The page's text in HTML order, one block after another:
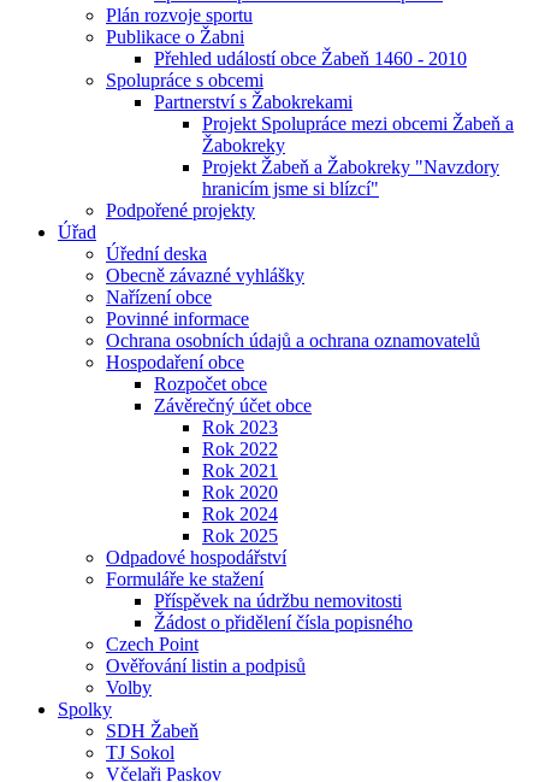
Plán rozvoje sportu
Publikace o Žabni
Přehled událostí obce Žabeň 1460 - 2010
Spolupráce s obcemi
Partnerství s Žabokrekami
Projekt Spolupráce mezi obcemi Žabeň a
Žabokreky
Projekt Žabeň a Žabokreky "Navzdory
hranicím jsme si blízcí"
Podpořené projekty
Úřad
Úřední deska
Obecně závazné vyhlášky
Nařízení obce
Povinné informace
Ochrana osobních údajů a ochrana oznamovatelů
Hospodaření obce
Rozpočet obce
Závěrečný účet obce
Rok 2023
Rok 2022
Rok 2021
Rok 2020
Rok 2024
Rok 2025
Odpadové hospodářství
Formuláře ke stažení
Příspěvek na údržbu nemovitosti
Žádost o přidělení čísla popisného
Czech Point
Ověřování listin a podpisů
Volby
Spolky
SDH Žabeň
TJ Sokol
Včelaři Paskov